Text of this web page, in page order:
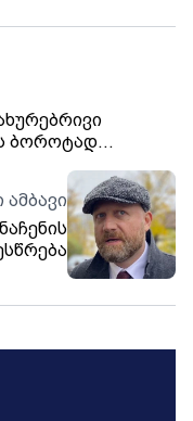
ბოროტად
ფაქტებზე
მიმართ აღკეთის
ხვალ